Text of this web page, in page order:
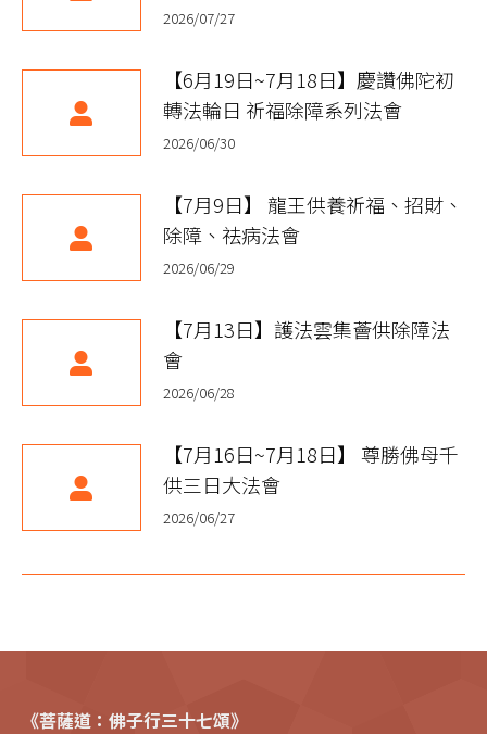
2026/07/27
【6月19日~7月18日】慶讚佛陀初
轉法輪日 祈福除障系列法會
2026/06/30
【7月9日】 龍王供養祈福、招財、
除障、祛病法會
2026/06/29
【7月13日】護法雲集薈供除障法
會
2026/06/28
【7月16日~7月18日】 尊勝佛母千
供三日大法會
2026/06/27
《菩薩道：佛子行三十七頌》